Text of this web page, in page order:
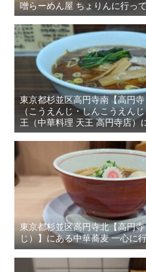
噌らーめん屋 ちょりんに行っ
東京都杉並区高円寺南【高円
（こうえんじ・しんこうえん
王（中華料理 天王 高円寺店）
東京都杉並区高円寺北【高円
じ）】にある中華蕎麦 一心に